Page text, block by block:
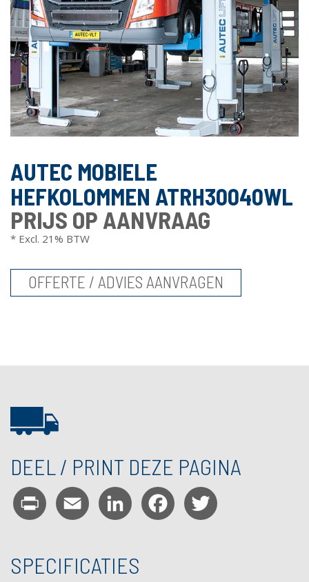
AUTEC MOBIELE
HEFKOLOMMEN ATRH30040WL
PRIJS OP AANVRAAG
* Excl. 21% BTW
OFFERTE / ADVIES AANVRAGEN
DEEL / PRINT DEZE PAGINA
Print Email LinkedInFacebook
SPECIFICATIES